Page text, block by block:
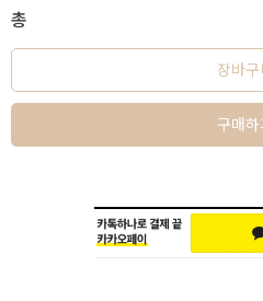
총
장바구
구매하